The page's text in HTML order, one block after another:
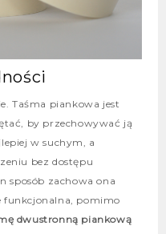
Taśma piankowa jest
by przechowywać ją
w suchym, a
bez dostępu
sposób zachowa ona
funkcjonalna, pomimo
dwustronną piankową